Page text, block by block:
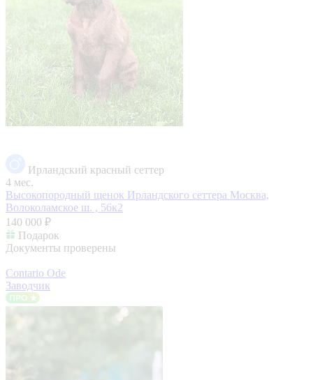
Ирландский красный сеттер
4 мес.
Высокопородный щенок Ирландского сеттера Москва,
Волоколамское ш. , 56к2
140 000 ₽
Подарок
Документы проверены
Contario Ode
Заводчик